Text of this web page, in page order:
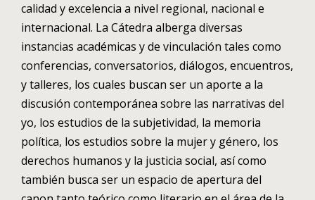
calidad y excelencia a nivel regional, nacional e
internacional. La Cátedra alberga diversas
instancias académicas y de vinculación tales como
conferencias, conversatorios, diálogos, encuentros,
y talleres, los cuales buscan ser un aporte a la
discusión contemporánea sobre las narrativas del
yo, los estudios de la subjetividad, la memoria
política, los estudios sobre la mujer y género, los
derechos humanos y la justicia social, así como
también busca ser un espacio de apertura del